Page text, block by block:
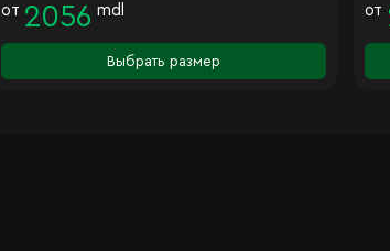
от 2056 mdl
Выбрать размер
от